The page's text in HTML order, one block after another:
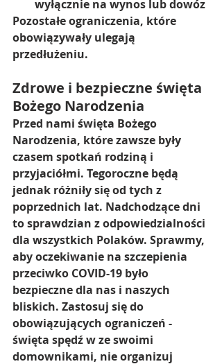
wyłącznie na wynos lub dowóz
Pozostałe ograniczenia, które
obowiązywały ulegają
przedłużeniu.
Zdrowe i bezpieczne święta
Bożego Narodzenia
Przed nami święta Bożego
Narodzenia, które zawsze były
czasem spotkań rodziną i
przyjaciółmi. Tegoroczne będą
jednak różniły się od tych z
poprzednich lat. Nadchodzące dni
to sprawdzian z odpowiedzialności
dla wszystkich Polaków. Sprawmy,
aby oczekiwanie na szczepienia
przeciwko COVID-19 było
bezpieczne dla nas i naszych
bliskich. Zastosuj się do
obowiązujących ograniczeń -
święta spędź w ze swoimi
domownikami, nie organizuj